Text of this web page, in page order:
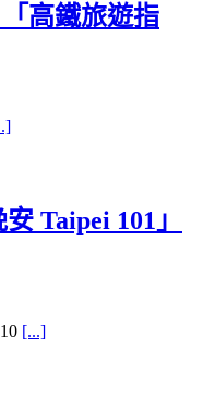
高鐵旅遊指
Taipei 101」
[...]